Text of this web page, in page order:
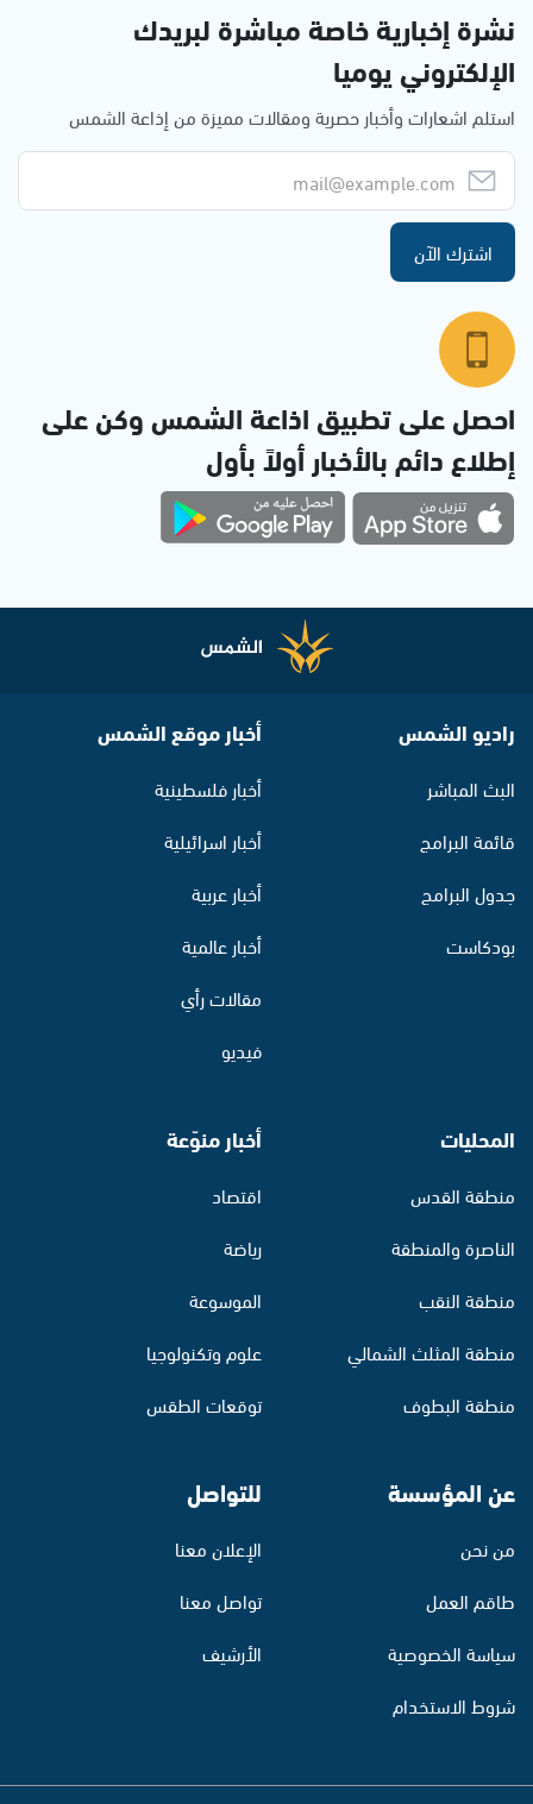
نشرة إخبارية خاصة مباشرة لبريدك
الإلكتروني يوميا
استلم اشعارات وأخبار حصرية ومقالات مميزة من إذاعة الشمس
اشترك الآن
احصل على تطبيق اذاعة الشمس وكن على
إطلاع دائم بالأخبار أولاً بأول
راديو الشمس
البث المباشر
قائمة البرامج
جدول البرامج
بودكاست
أخبار موقع الشمس
أخبار فلسطينية
أخبار اسرائيلية
أخبار عربية
أخبار عالمية
مقالات رأي
فيديو
المحليات
منطقة القدس
الناصرة والمنطقة
منطقة النقب
منطقة المثلث الشمالي
منطقة البطوف
أخبار منوّعة
اقتصاد
رياضة
الموسوعة
علوم وتكنولوجيا
توقعات الطقس
عن المؤسسة
من نحن
طاقم العمل
سياسة الخصوصية
شروط الاستخدام
للتواصل
الإعلان معنا
تواصل معنا
الأرشيف